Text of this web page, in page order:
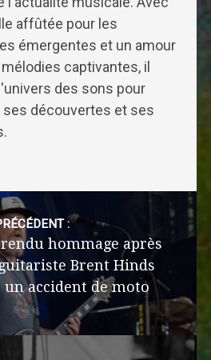
affûtée pour les
émergentes et un amour
captivantes, il
des sons pour
ses découvertes et ses
:
hommage après
Brent Hinds
un accident de moto